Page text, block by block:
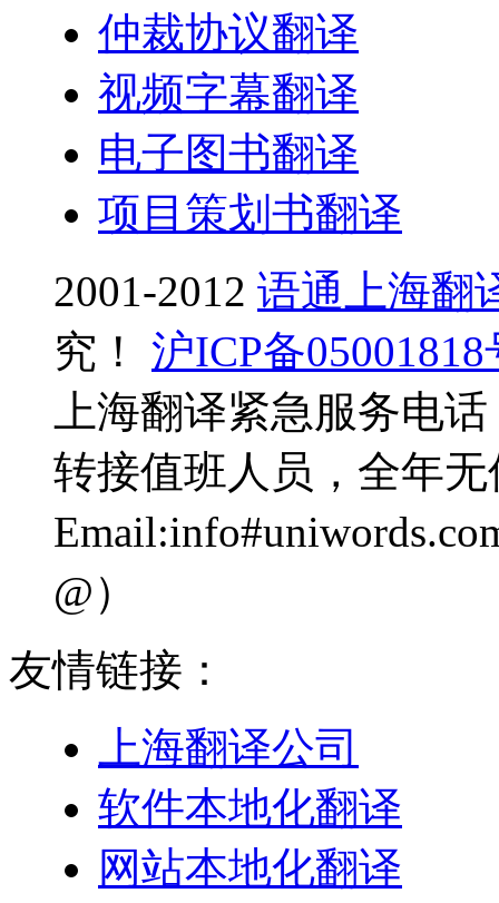
仲裁协议翻译
视频字幕翻译
电子图书翻译
项目策划书翻译
2001-2012 语通上海翻
究！
沪ICP备05001818
上海翻译紧急服务电
转接值班人员，全年无
@）
友情链接：
上海翻译公司
软件本地化翻译
网站本地化翻译